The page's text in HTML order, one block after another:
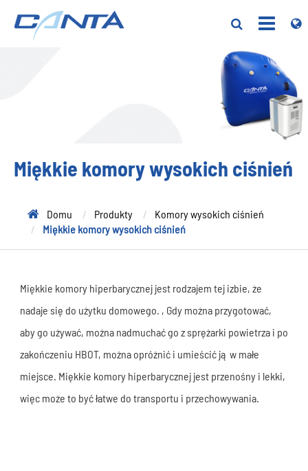
Miękkie komory wysokich ciśnień
Domu Produkty
Komory wysokich ciśnień
Miękkie komory wysokich ciśnień
Miękkie komory hiperbarycznej jest rodzajem tej izbie, że
nadaje się do użytku domowego. , Gdy można przygotować,
aby go używać, można nadmuchać go z sprężarki powietrza i po
zakończeniu HBOT, można opróżnić i umieścić ją w małe
miejsce. Miękkie komory hiperbarycznej jest przenośny i lekki,
więc może to być łatwe do transportu i przechowywania.